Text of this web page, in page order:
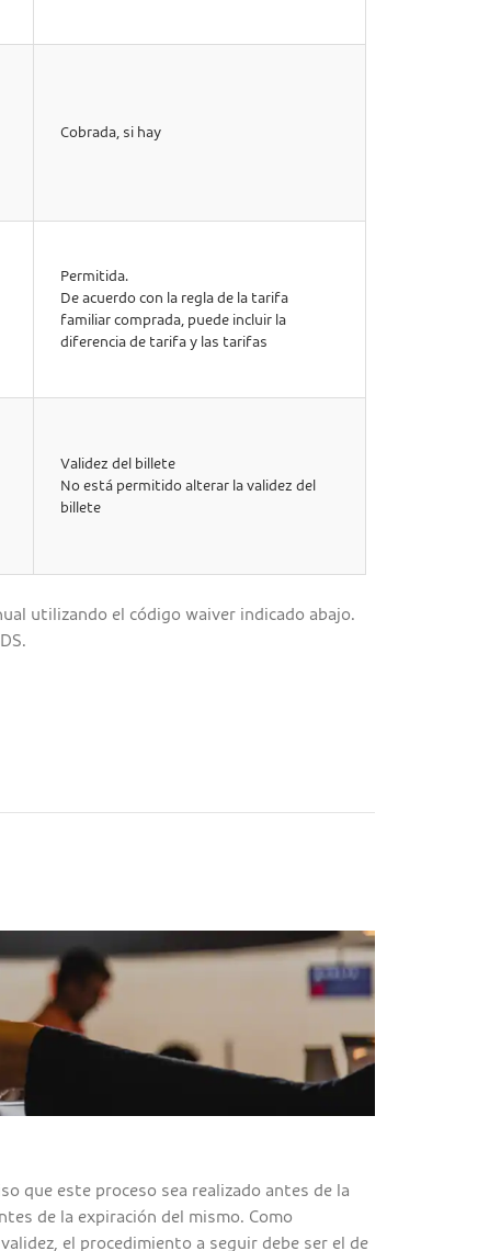
Cobrada, si hay
Permitida.
De acuerdo con la regla de la tarifa
familiar comprada, puede incluir la
diferencia de tarifa y las tarifas
Validez del billete
No está permitido alterar la validez del
billete
utilizando el código waiver indicado abajo.
que este proceso sea realizado antes de la
de la expiración del mismo. Como
el procedimiento a seguir debe ser el de